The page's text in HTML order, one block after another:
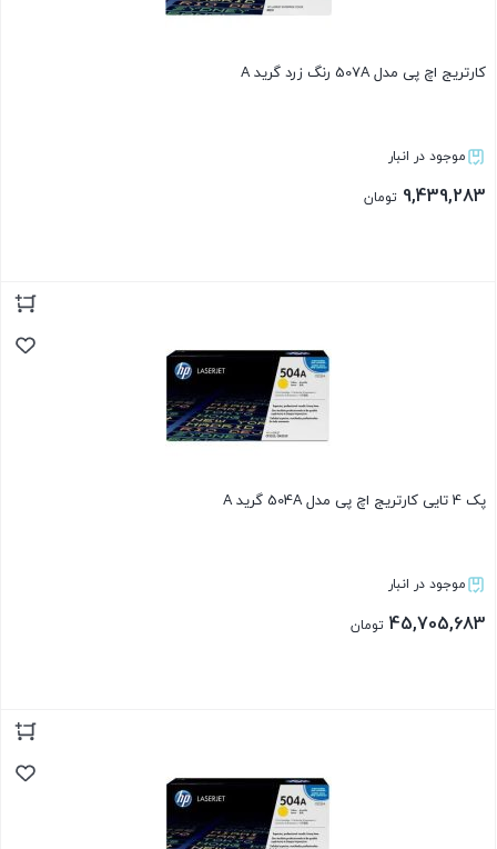
کارتریج اچ پی مدل 507A رنگ زرد گرید A
موجود در انبار
9,439,283 تومان
پک 4 تایی کارتریج اچ پی مدل 504A گرید A
موجود در انبار
45,705,683 تومان